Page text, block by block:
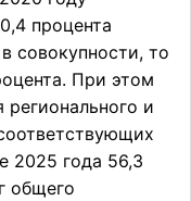
процента
совокупности, то
При этом
и
2025 года 56,3
общего